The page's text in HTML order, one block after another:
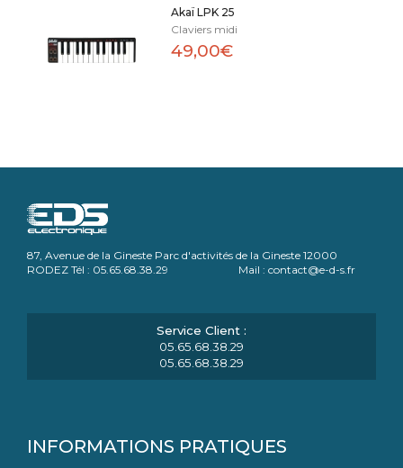
Akaï LPK 25
Claviers midi
49,00€
87, Avenue de la Gineste Parc d'activités de la Gineste 12000
RODEZ Tél : 05.65.68.38.29 Mail : contact@e-d-s.fr
05.65.68.38.29
05.65.68.38.29
INFORMATIONS PRATIQUES